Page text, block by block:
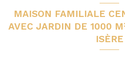
MAISON FAMILIALE
AVEC JARDIN DE 1000
ISÈRE